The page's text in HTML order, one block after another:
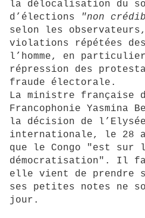
la délocalisation du
d’élections
"non
selon les
violations répétées
l’homme, en
répression des
fraude électorale.
La ministre française
Francophonie Yasmina
la décision de
internationale, le 28
que le Congo "est sur
démocratisation". Il
elle vient de prendre
ses petites notes ne
jour.